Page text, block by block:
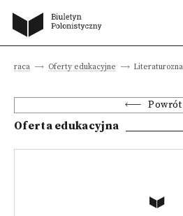
i praca Oferty edukacyjne
Powrót
Oferta edukacyjna